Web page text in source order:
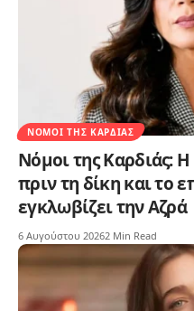
ΝΌΜΟΙ ΤΗΣ ΚΑΡΔΙΆΣ
Νόμοι της Καρδιάς:
πριν τη δίκη και το
εγκλωβίζει την Αζρά
6 Αυγούστου 20262 Min Read